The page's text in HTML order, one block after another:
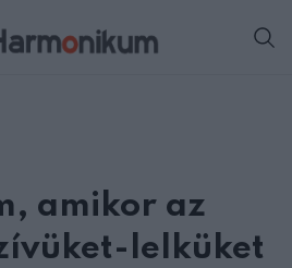
amikor az
lelküket